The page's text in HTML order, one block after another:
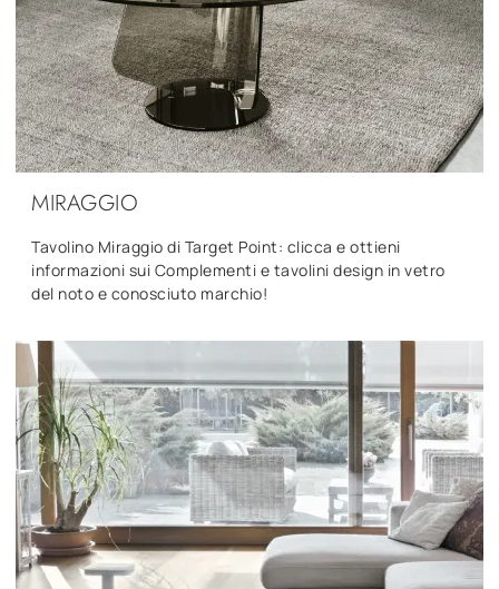
MIRAGGIO
Tavolino Miraggio di Target Point: clicca e ottieni
informazioni sui Complementi e tavolini design in vetro
del noto e conosciuto marchio!